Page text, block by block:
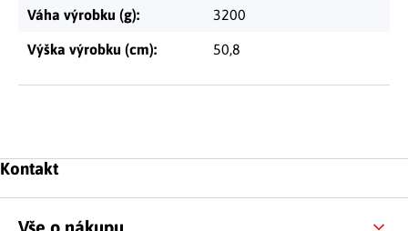
Váha výrobku (g): 3200
Výška výrobku (cm): 50,8
Zápatí
Kontakt